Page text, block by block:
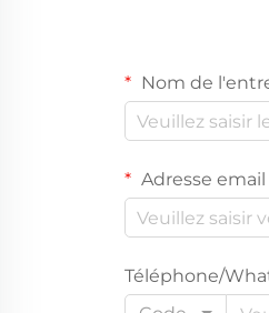
Nom de
Adresse email
Téléphone/